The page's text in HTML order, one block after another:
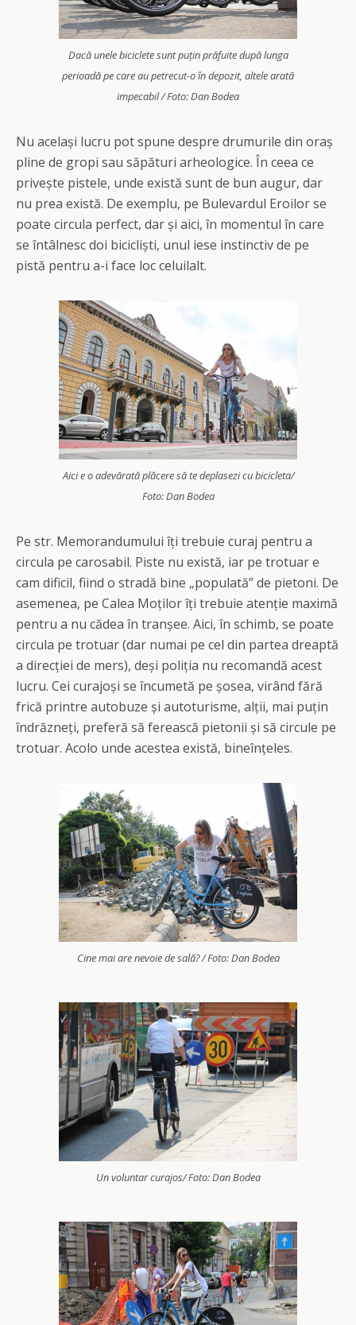
Dacă unele biciclete sunt puțin prăfuite după lunga
perioadă pe care au petrecut-o în depozit, altele arată
impecabil / Foto: Dan Bodea
Nu același lucru pot spune despre drumurile din oraș
pline de gropi sau săpături arheologice. În ceea ce
privește pistele, unde există sunt de bun augur, dar
nu prea există. De exemplu, pe Bulevardul Eroilor se
poate circula perfect, dar și aici, în momentul în care
se întâlnesc doi bicicliști, unul iese instinctiv de pe
pistă pentru a-i face loc celuilalt.
Aici e o adevărată plăcere să te deplasezi cu bicicleta/
Foto: Dan Bodea
Pe str. Memorandumului îți trebuie curaj pentru a
circula pe carosabil. Piste nu există, iar pe trotuar e
cam dificil, fiind o stradă bine „populată” de pietoni. De
asemenea, pe Calea Moților îți trebuie atenție maximă
pentru a nu cădea în tranșee. Aici, în schimb, se poate
circula pe trotuar (dar numai pe cel din partea dreaptă
a direcției de mers), deși poliția nu recomandă acest
lucru. Cei curajoși se încumetă pe șosea, virând fără
frică printre autobuze și autoturisme, alții, mai puțin
îndrăzneți, preferă să ferească pietonii și să circule pe
trotuar. Acolo unde acestea există, bineînțeles.
Cine mai are nevoie de sală? / Foto: Dan Bodea
Un voluntar curajos/ Foto: Dan Bodea